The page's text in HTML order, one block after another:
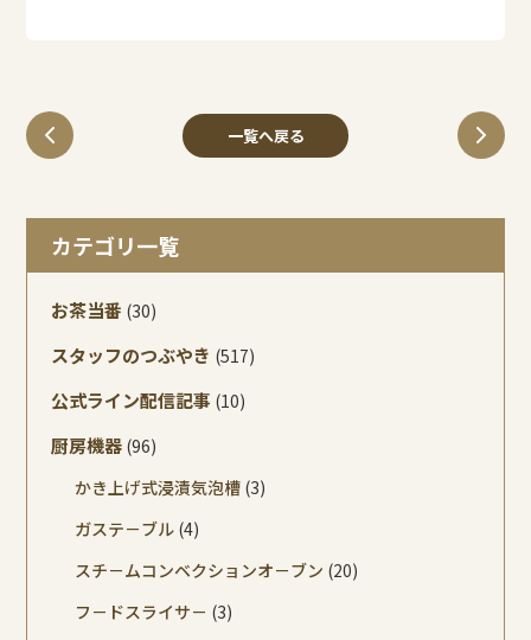
一覧へ戻る
カテゴリ一覧
お茶当番 (30)
スタッフのつぶやき (517)
公式ライン配信記事 (10)
厨房機器 (96)
かき上げ式浸漬気泡槽 (3)
ガステ－ブル (4)
スチ－ムコンベクションオ－ブン (20)
フ－ドスライサ－ (3)